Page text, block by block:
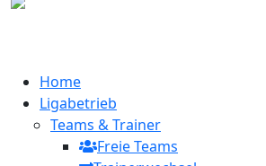
Home
Ligabetrieb
Teams & Trainer
Freie Teams